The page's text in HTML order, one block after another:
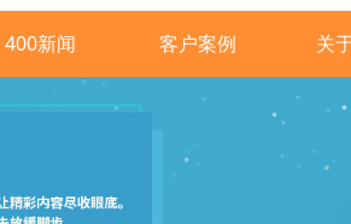
400新闻 客户案例 关